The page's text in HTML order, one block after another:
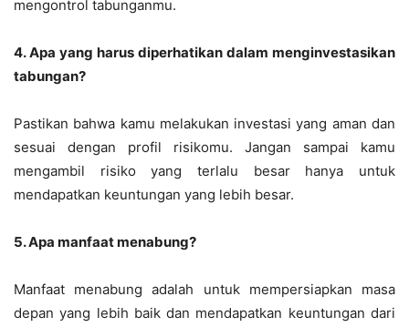
mengontrol tabunganmu.
4. Apa yang harus diperhatikan dalam menginvestasikan
tabungan?
Pastikan bahwa kamu melakukan investasi yang aman dan
sesuai dengan profil risikomu. Jangan sampai kamu
mengambil risiko yang terlalu besar hanya untuk
mendapatkan keuntungan yang lebih besar.
5. Apa manfaat menabung?
Manfaat menabung adalah untuk mempersiapkan masa
depan yang lebih baik dan mendapatkan keuntungan dari